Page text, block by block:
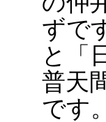
ずで
と「
普天
です。